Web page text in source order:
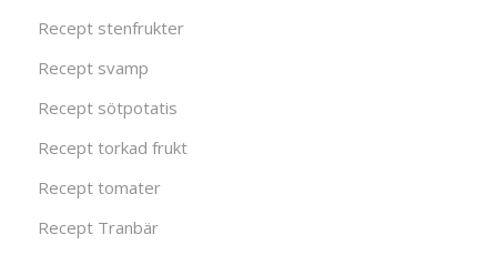
Recept stenfrukter
Recept svamp
Recept sötpotatis
Recept torkad frukt
Recept tomater
Recept Tranbär